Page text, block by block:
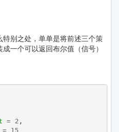
别之处，单单是将前述三个策
一个可以返回布尔值（信号）
= 2 ,
= 15